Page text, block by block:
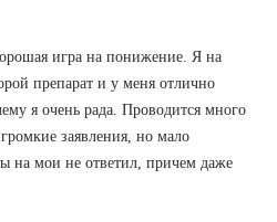
игра на понижение. Я на
препарат и у меня отлично
я очень рада. Проводится много
заявления, но мало
на мои не ответил, причем даже